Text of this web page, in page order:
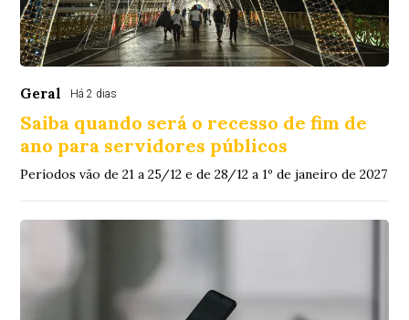
Geral Há 2 dias
Saiba quando será o recesso de fim de
ano para servidores públicos
Períodos vão de 21 a 25/12 e de 28/12 a 1º de janeiro de 2027